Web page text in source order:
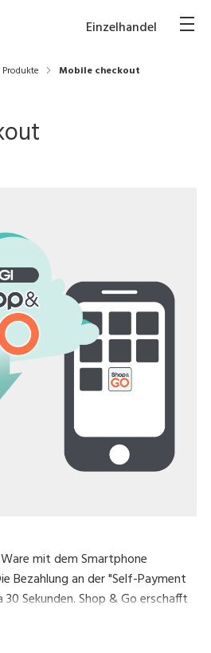
Einzelhandel
Produkte Mobile checkout
mit dem Smartphone
Bezahlung an der "Self-Payment
Sekunden. Shop & Go erschafft
und reduziert gleichzeitig
des Einkaufens - das